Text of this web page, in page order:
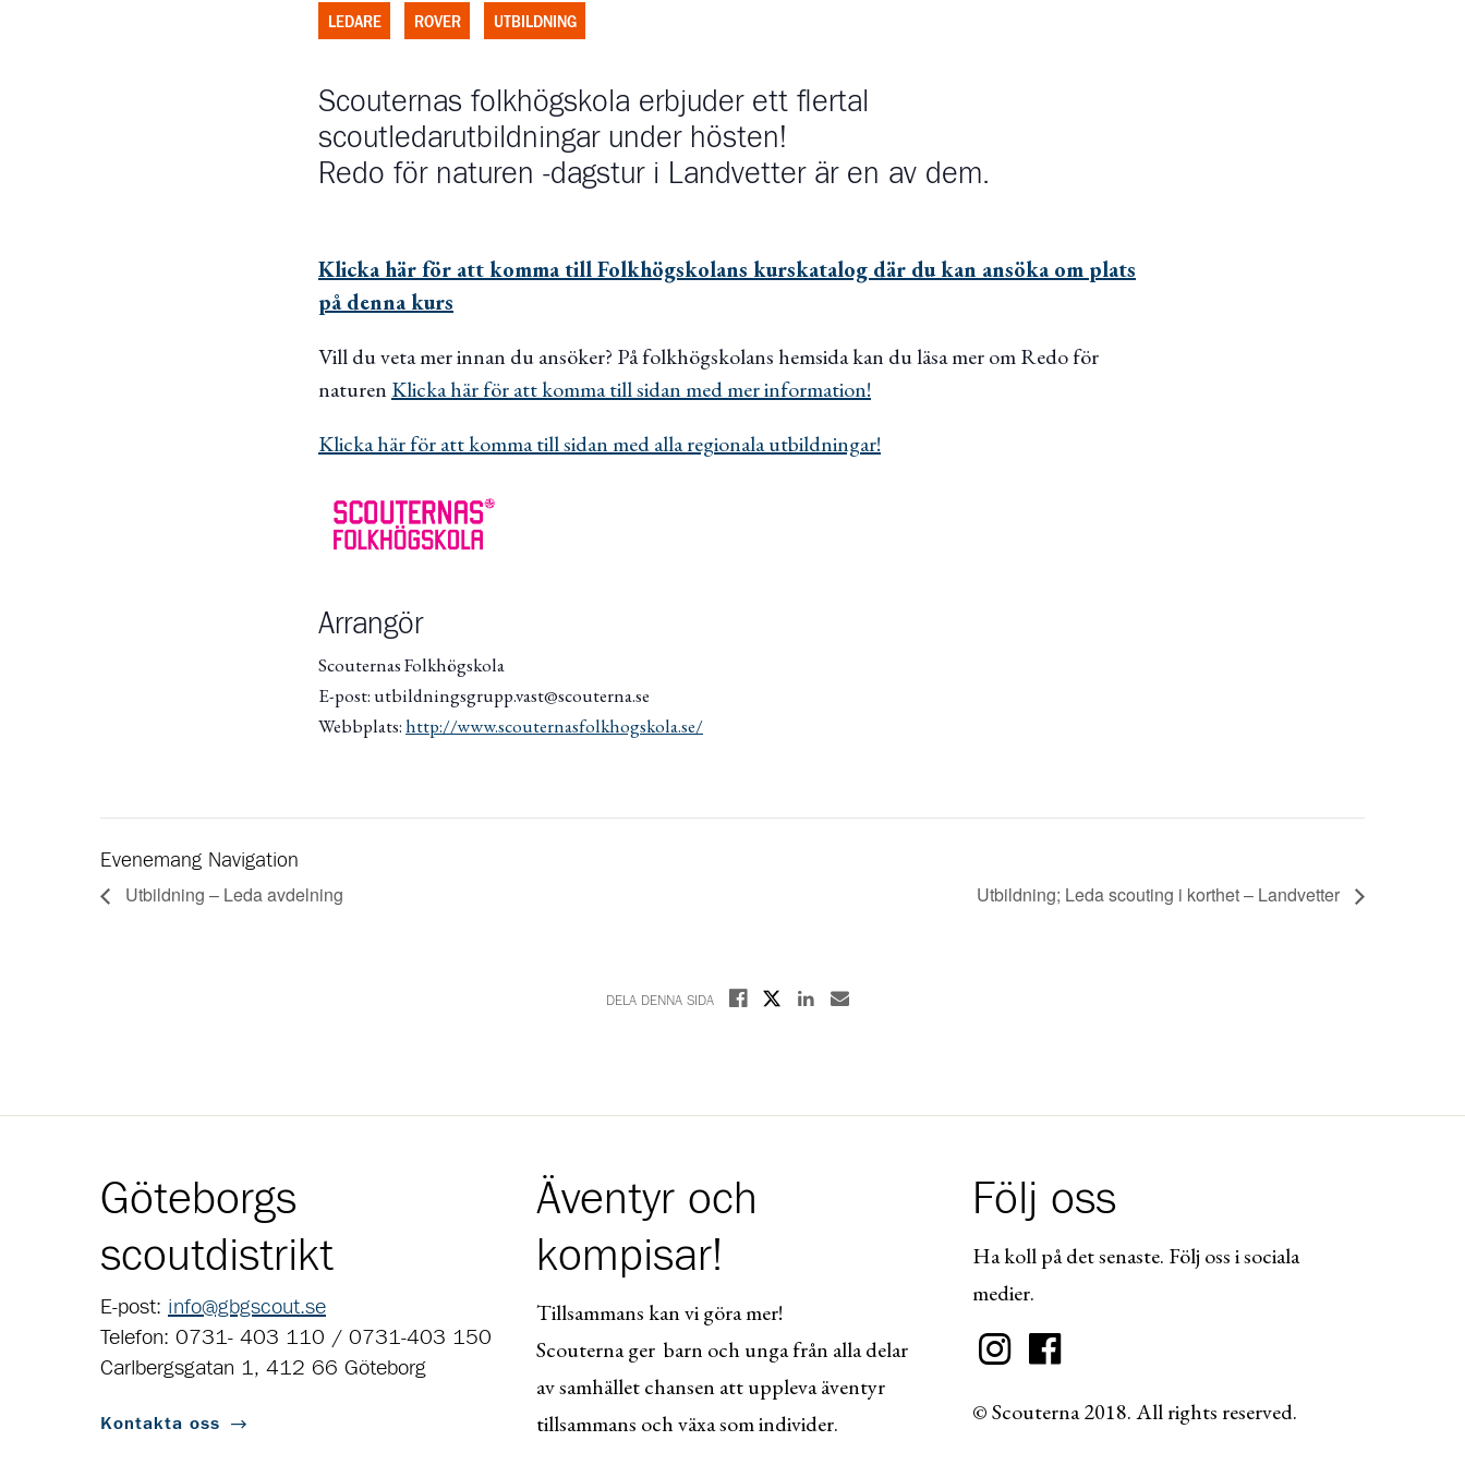
LEDARE ROVER UTBILDNING
Scouternas folkhögskola erbjuder ett flertal
scoutledarutbildningar under hösten!
Redo för naturen -dagstur i Landvetter är en av dem.
Klicka här för att komma till Folkhögskolans kurskatalog där du kan ansöka om plats
på denna kurs
Vill du veta mer innan du ansöker? På folkhögskolans hemsida kan du läsa mer om Redo för
naturen Klicka här för att komma till sidan med mer information!
Klicka här för att komma till sidan med alla regionala utbildningar!
Arrangör
Scouternas Folkhögskola
E-post: utbildningsgrupp.vast@scouterna.se
Webbplats:http://www.scouternasfolkhogskola.se/
Evenemang Navigation
Utbildning – Leda avdelning Utbildning; Leda scouting i korthet – Landvetter
DELA DENNA SIDA Dela på Facebook
Dela på XDela på Linkedin
Dela med E-post
Göteborgs
scoutdistrikt
E-post: info@gbgscout.se
Telefon: 0731- 403 110 / 0731-403 150
Carlbergsgatan 1, 412 66 Göteborg
Kontakta oss
Äventyr och
kompisar!
Tillsammans kan vi göra mer!
Scouterna ger barn och unga från alla delar
av samhället chansen att uppleva äventyr
tillsammans och växa som individer.
Följ oss
Ha koll på det senaste. Följ oss i sociala
medier.
© Scouterna 2018. All rights reserved.